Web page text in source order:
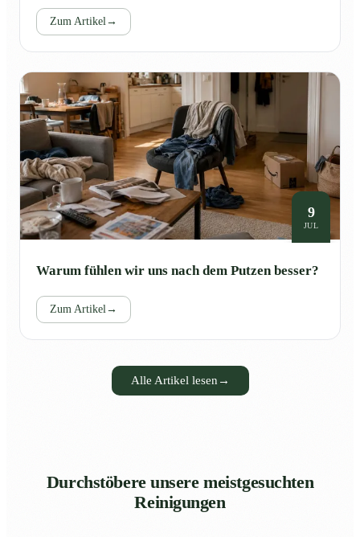
Zum Artikel→
9
JUL
Warum fühlen wir uns nach dem Putzen besser?
Zum Artikel→
Alle Artikel lesen →
Durchstöbere unsere meistgesuchten
Reinigungen